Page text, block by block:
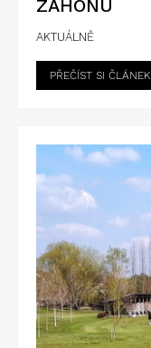
ZÁHONU
AKTUÁLNĚ
PŘEČÍST SI ČLÁNEK